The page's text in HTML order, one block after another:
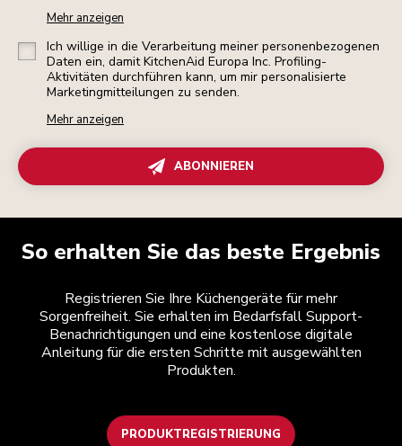
Mehr anzeigen
Ich willige in die Verarbeitung meiner personenbezogenen
Daten ein, damit KitchenAid Europa Inc. Profiling-
Aktivitäten durchführen kann, um mir personalisierte
Marketingmitteilungen zu senden.
Mehr anzeigen
ABONNIEREN
So erhalten Sie das beste Ergebnis
Registrieren Sie Ihre Küchengeräte für mehr
Sorgenfreiheit. Sie erhalten im Bedarfsfall Support-
Benachrichtigungen und eine kostenlose digitale
Anleitung für die ersten Schritte mit ausgewählten
Produkten.
PRODUKTREGISTRIERUNG